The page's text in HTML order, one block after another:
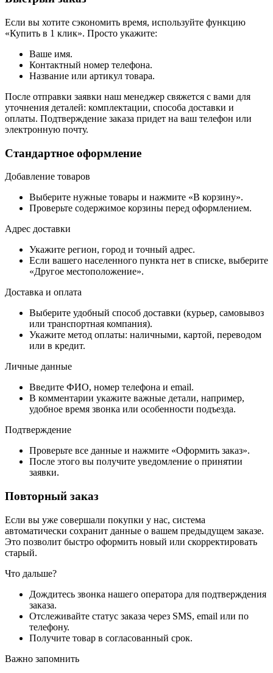
Если вы хотите сэкономить время, используйте функцию
«Купить в 1 клик». Просто укажите:
Ваше имя.
Контактный номер телефона.
Название или артикул товара.
После отправки заявки наш менеджер свяжется с вами для
уточнения деталей: комплектации, способа доставки и
оплаты. Подтверждение заказа придет на ваш телефон или
электронную почту.
Стандартное оформление
Добавление товаров
Выберите нужные товары и нажмите «В корзину».
Проверьте содержимое корзины перед оформлением.
Адрес доставки
Укажите регион, город и точный адрес.
Если вашего населенного пункта нет в списке, выберите
«Другое местоположение».
Доставка и оплата
Выберите удобный способ доставки (курьер, самовывоз
или транспортная компания).
Укажите метод оплаты: наличными, картой, переводом
или в кредит.
Личные данные
Введите ФИО, номер телефона и email.
В комментарии укажите важные детали, например,
удобное время звонка или особенности подъезда.
Подтверждение
Проверьте все данные и нажмите «Оформить заказ».
После этого вы получите уведомление о принятии
заявки.
Повторный заказ
Если вы уже совершали покупки у нас, система
автоматически сохранит данные о вашем предыдущем заказе.
Это позволит быстро оформить новый или скорректировать
старый.
Что дальше?
Дождитесь звонка нашего оператора для подтверждения
заказа.
Отслеживайте статус заказа через SMS, email или по
телефону.
Получите товар в согласованный срок.
Важно запомнить